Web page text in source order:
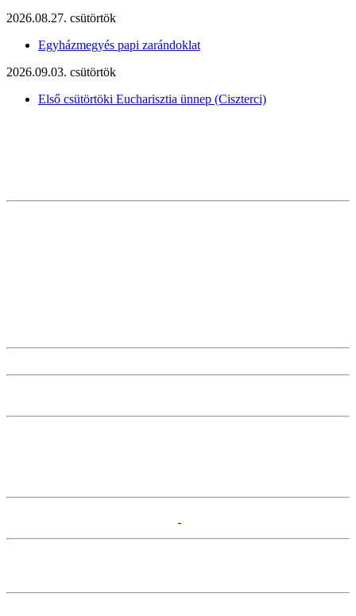
2026.08.27. csütörtök
Egyházmegyés papi zarándoklat
2026.09.03. csütörtök
Első csütörtöki Eucharisztia ünnep (Ciszterci)